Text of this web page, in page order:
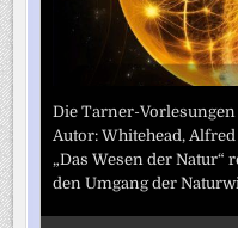
Die Tarner-
Autor: Whitehead,
„Das Wesen der
den Umgang der